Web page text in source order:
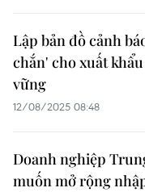
Lập bản đồ cảnh
chắn' cho xuất
vững
12/08/2025 08:48
Doanh nghiệp
muốn mở rộng